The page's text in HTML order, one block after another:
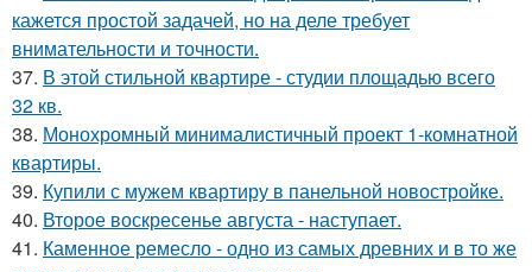
кажется простой задачей, но на деле требует
внимательности и точности.
37. В этой стильной квартире - студии площадью всего
32 кв.
38. Монохромный минималистичный проект 1-комнатной
квартиры.
39. Купили с мужем квартиру в панельной новостройке.
40. Второе воскресенье августа - наступает.
41. Каменное ремесло - одно из самых древних и в то же